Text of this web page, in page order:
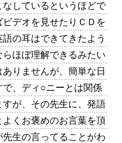
しているというほどで
デオを見せたりＣＤを
の耳はできてきたよう
ほぼ理解できるみたい
りませんが、簡単な日
、ディ○ニーとは関係
が、その先生に、発語
くお褒めのお言葉を頂
生の言ってることがわ